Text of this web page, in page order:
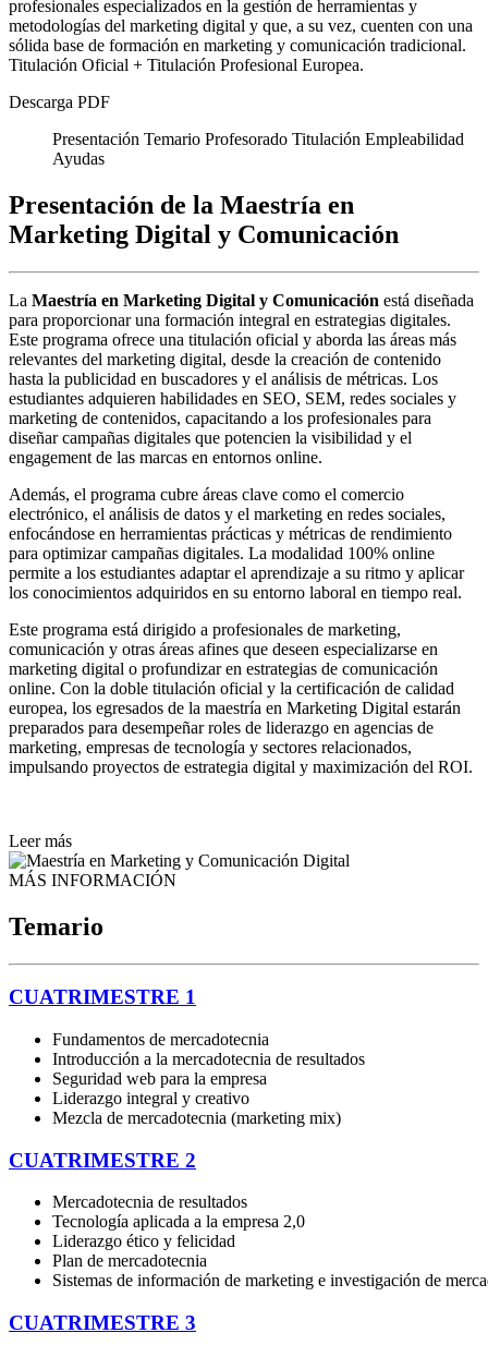
profesionales especializados en la gestión de herramientas y
metodologías del marketing digital y que, a su vez, cuenten con una
sólida base de formación en marketing y comunicación tradicional.
Titulación Oficial + Titulación Profesional Europea.
Descarga PDF
Presentación Temario Profesorado Titulación Empleabilidad
Ayudas
Presentación de la Maestría en
Marketing Digital y Comunicación
La Maestría en Marketing Digital y Comunicación está diseñada
para proporcionar una formación integral en estrategias digitales.
Este programa ofrece una titulación oficial y aborda las áreas más
relevantes del marketing digital, desde la creación de contenido
hasta la publicidad en buscadores y el análisis de métricas. Los
estudiantes adquieren habilidades en SEO, SEM, redes sociales y
marketing de contenidos, capacitando a los profesionales para
diseñar campañas digitales que potencien la visibilidad y el
engagement de las marcas en entornos online.
Además, el programa cubre áreas clave como el comercio
electrónico, el análisis de datos y el marketing en redes sociales,
enfocándose en herramientas prácticas y métricas de rendimiento
para optimizar campañas digitales. La modalidad 100% online
permite a los estudiantes adaptar el aprendizaje a su ritmo y aplicar
los conocimientos adquiridos en su entorno laboral en tiempo real.
Este programa está dirigido a profesionales de marketing,
comunicación y otras áreas afines que deseen especializarse en
marketing digital o profundizar en estrategias de comunicación
online. Con la doble titulación oficial y la certificación de calidad
europea, los egresados de la maestría en Marketing Digital estarán
preparados para desempeñar roles de liderazgo en agencias de
marketing, empresas de tecnología y sectores relacionados,
impulsando proyectos de estrategia digital y maximización del ROI.
Leer más
MÁS INFORMACIÓN
Temario
CUATRIMESTRE 1
Fundamentos de mercadotecnia
Introducción a la mercadotecnia de resultados
Seguridad web para la empresa
Liderazgo integral y creativo
Mezcla de mercadotecnia (marketing mix)
CUATRIMESTRE 2
Mercadotecnia de resultados
Tecnología aplicada a la empresa 2,0
Liderazgo ético y felicidad
Plan de mercadotecnia
Sistemas de información de marketing e investigación de
CUATRIMESTRE 3